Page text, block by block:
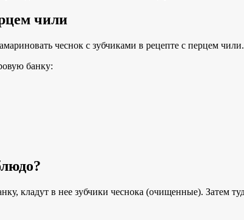
чили
чеснок с зубчиками в рецепте с перцем
банку:
кладут в нее зубчики чеснока (очищенные). Затем